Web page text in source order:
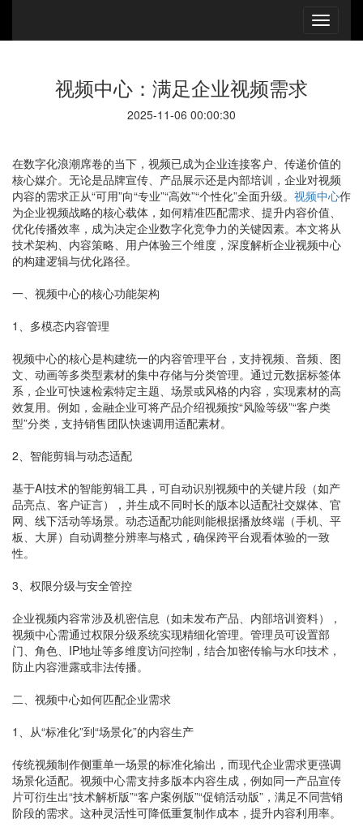
视频中心：满足企业视频需求
2025-11-06 00:00:30
在数字化浪潮席卷的当下，视频已成为企业连接客户、传递价值的
核心媒介。无论是品牌宣传、产品展示还是内部培训，企业对视频
内容的需求正从“可用”向“专业”“高效”“个性化”全面升级。 视频中心作
为企业视频战略的核心载体，如何精准匹配需求、提升内容价值、
优化传播效率，成为决定企业数字化竞争力的关键因素。本文将从
技术架构、内容策略、用户体验三个维度，深度解析企业视频中心
的构建逻辑与优化路径。
一、视频中心的核心功能架构
1、多模态内容管理
视频中心的核心是构建统一的内容管理平台，支持视频、音频、图
文、动画等多类型素材的集中存储与分类管理。通过元数据标签体
系，企业可快速检索特定主题、场景或风格的内容，实现素材的高
效复用。例如，金融企业可将产品介绍视频按“风险等级”“客户类
型”分类，支持销售团队快速调用适配素材。
2、智能剪辑与动态适配
基于AI技术的智能剪辑工具，可自动识别视频中的关键片段（如产
品亮点、客户证言），并生成不同时长的版本以适配社交媒体、官
网、线下活动等场景。动态适配功能则能根据播放终端（手机、平
板、大屏）自动调整分辨率与格式，确保跨平台观看体验的一致
性。
3、权限分级与安全管控
企业视频内容常涉及机密信息（如未发布产品、内部培训资料），
视频中心需通过权限分级系统实现精细化管理。管理员可设置部
门、角色、IP地址等多维度访问控制，结合加密传输与水印技术，
防止内容泄露或非法传播。
二、视频中心如何匹配企业需求
1、从“标准化”到“场景化”的内容生产
传统视频制作侧重单一场景的标准化输出，而现代企业需求更强调
场景化适配。视频中心需支持多版本内容生成，例如同一产品宣传
片可衍生出“技术解析版”“客户案例版”“促销活动版”，满足不同营销
阶段的需求。这种灵活性可降低重复制作成本，提升内容利用率。